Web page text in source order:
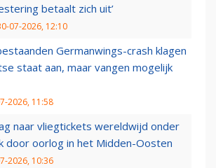
betaalt zich uit’
07-2026, 12:10
Germanwings-crash klagen
staat aan, maar vangen mogelijk
2026, 11:58
naar vliegtickets wereldwijd onder
door oorlog in het Midden-Oosten
2026, 10:36